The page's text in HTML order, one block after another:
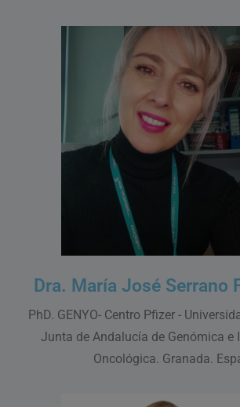
Dra. María José Serrano
PhD. GENYO- Centro Pfizer -
Junta de Andalucía de Genómica e
Oncológica. Granada.